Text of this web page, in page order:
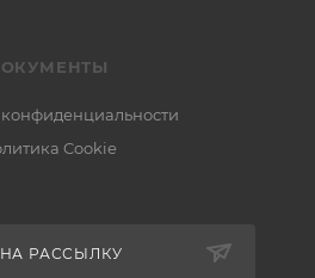
Cookie
РАССЫЛКУ